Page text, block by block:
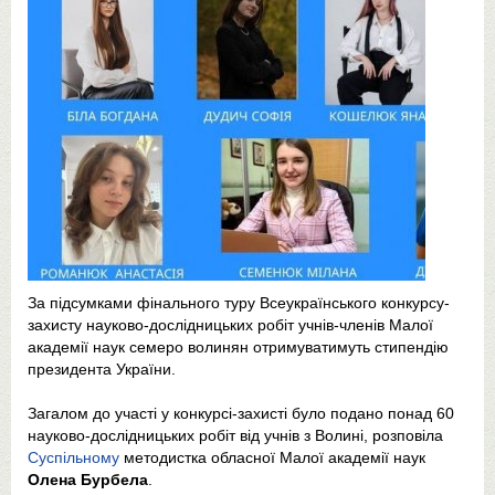
За підсумками фінального туру Всеукраїнського конкурсу-
захисту науково-дослідницьких робіт учнів-членів Малої
академії наук семеро волинян отримуватимуть стипендію
президента України.
Загалом до участі у конкурсі-захисті було подано понад 60
науково-дослідницьких робіт від учнів з Волині, розповіла
Суспільному методистка обласної Малої академії наук
Олена Бурбела